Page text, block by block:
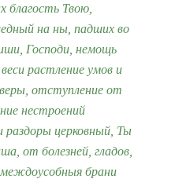
благость Твою,
на ны, падших во
Господи, немощь
растление умов и
отступление от
нестроений
раздоры церковный, Ты
от болезней, гладов,
междоусобныя брани